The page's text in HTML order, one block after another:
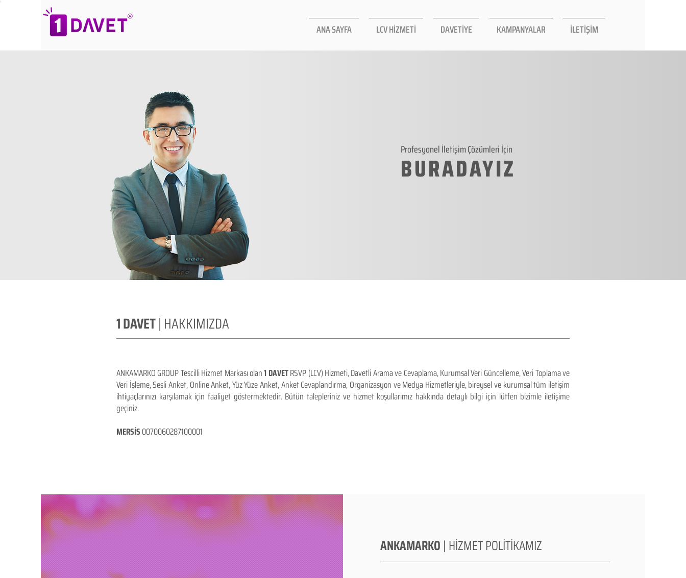
ANA SAYFA LCV HİZMETİ DAVETİYE KAMPANYALAR İLETİŞİM
Profesyonel İletişim Çözümleri İçin
BURADAYIZ
1 DAVET| HAKKIMIZDA
ANKAMARKO GROUP Tescilli Hizmet Markası olan1 DAVETRSVP (LCV) Hizmeti, Davetli Arama ve Cevaplama, Kurumsal Veri Güncelleme, Veri Toplama ve
Veri İşleme, Sesli Anket, Online Anket, Yüz Yüze Anket, Anket Cevaplandırma, Organizasyon ve Medya Hizmetleriyle, bireysel ve kurumsal tüm iletişim
ihtiyaçlarınızı karşılamak için faaliyet göstermektedir. Bütün talepleriniz ve hizmet koşullarımız hakkında detaylı bilgi için lütfen bizimle iletişime
geçiniz.
MERSİS0070060287100001
ANKAMARKO | HİZMET POLİTİKAMIZ